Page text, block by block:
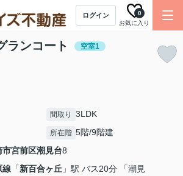
ログイン
お気に入り
0
ランコート 空室1
間取り 3LDK
所在階 5階/9階建
市宮前区潮見台8
線 「新百合ヶ丘 」駅 バス20分 「潮見